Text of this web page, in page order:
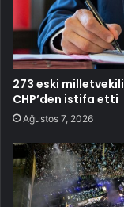
273 eski milletvekili
CHP’den istifa etti
Ağustos 7, 2026